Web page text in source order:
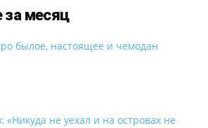
за месяц
былое, настоящее и чемодан
не уехал и на островах не